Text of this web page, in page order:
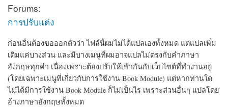
Forums:
การปรับแต่ง
ก่อนอื่นต้องขอออกตัวว่า ไฟล์นี้ผมไม่ได้แปลเองทั้งหมด แต่แปลเพิ่ม
เติมแค่บางส่วน และมีบางเมนูที่ผมอาจแปลไม่ตรงกับคำภาษา
อังกฤษทุกคำ เนื่องเพราะต้องปรับให้เข้ากันกับเว็บไซต์ที่ทำงานอยู่
(โดยเฉพาะเมนูที่เกี่ยวกับการใช้งาน Book Module) แต่หากท่านใด
ไม่ได้มีการใช้งาน Book Module ก็ไม่เป็นไร เพราะส่วนอื่นๆ แปลโดย
อ้างภาษาอังกฤษทั้งหมด